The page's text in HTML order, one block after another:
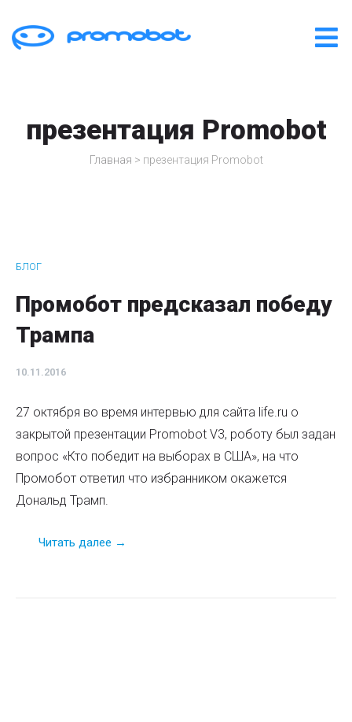
презентация Promobot
Главная > презентация Promobot
БЛОГ
Промобот предсказал победу
Трампа
10.11.2016
27 октября во время интервью для сайта life.ru о
закрытой презентации Promobot V3, роботу был задан
вопрос «Кто победит на выборах в США», на что
Промобот ответил что избранником окажется
Дональд Трамп.
Читать далее →